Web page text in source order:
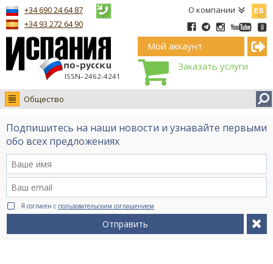
О компании
ISSN–2462-4241
+34 690 24 64 87
+34 93 272 64 90
Мой аккаунт
Заказать услуги
Общество
Новости
Интервью
Видео Ruso.TV
BCN life
Сервис на немецком
Подпишитесь на наши новости и узнавайте первыми
обо всех предложениях
Я согласен с пользовательским соглашением
Отправить